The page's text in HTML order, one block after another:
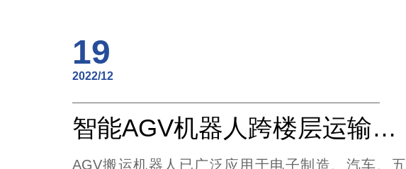
19
2022/12
智能AGV机器人跨楼层运输（无线充电）
AGV搬运机器人已广泛应用于电子制造、汽车、五